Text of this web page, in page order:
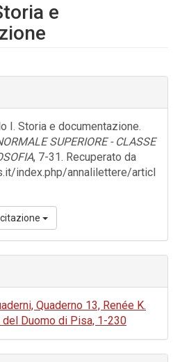
e
I. Storia e documentazione.
SUPERIORE - CLASSE
, 7-31. Recuperato da
index.php/annalilettere/articl
Quaderno 13, Renée K.
del Duomo di Pisa, 1-230